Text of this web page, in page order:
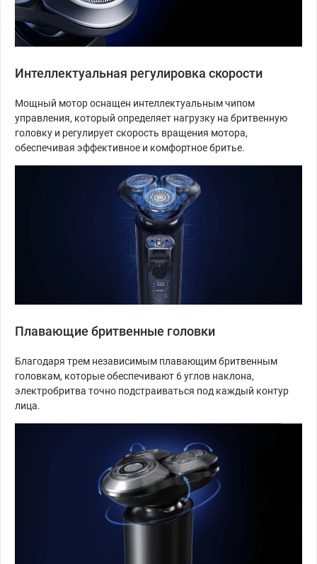
Интеллектуальная регулировка скорости
Мощный мотор оснащен интеллектуальным чипом
управления, который определяет нагрузку на бритвенную
головку и регулирует скорость вращения мотора,
обеспечивая эффективное и комфортное бритье.
Плавающие бритвенные головки
Благодаря трем независимым плавающим бритвенным
головкам, которые обеспечивают 6 углов наклона,
электробритва точно подстраиваться под каждый контур
лица.